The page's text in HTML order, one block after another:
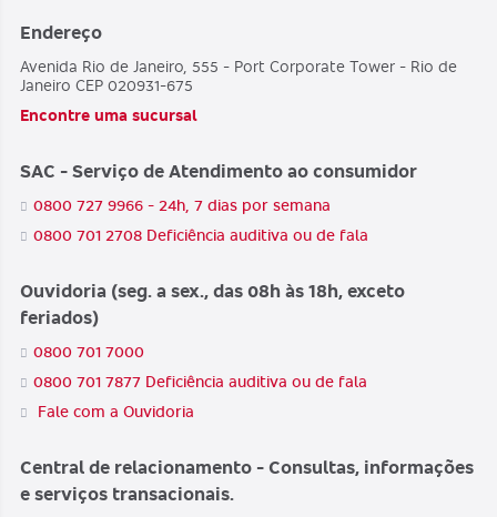
Endereço
Avenida Rio de Janeiro, 555 - Port Corporate Tower - Rio de
Janeiro CEP 020931-675
Encontre uma sucursal
SAC - Serviço de Atendimento ao consumidor
0800 727 9966 - 24h, 7 dias por semana
0800 701 2708 Deficiência auditiva ou de fala
Ouvidoria (seg. a sex., das 08h às 18h, exceto
feriados)
0800 701 7000
0800 701 7877 Deficiência auditiva ou de fala
Fale com a Ouvidoria
Central de relacionamento - Consultas, informações
e serviços transacionais.